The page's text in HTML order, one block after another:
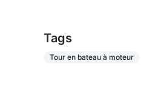
Tags
Tour en bateau à moteur